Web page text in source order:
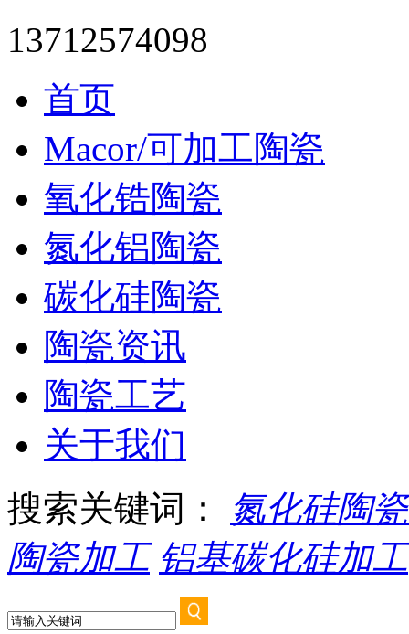
13712574098
首页
Macor/可加工陶瓷
氧化锆陶瓷
氮化铝陶瓷
碳化硅陶瓷
陶瓷资讯
陶瓷工艺
关于我们
搜索关键词：
氮化硅陶
陶瓷加工 铝基碳化硅加工